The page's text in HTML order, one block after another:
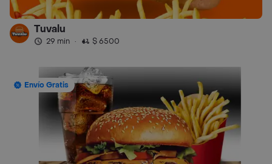
Tuvalu
29 min · $ 6500
Envío Gratis